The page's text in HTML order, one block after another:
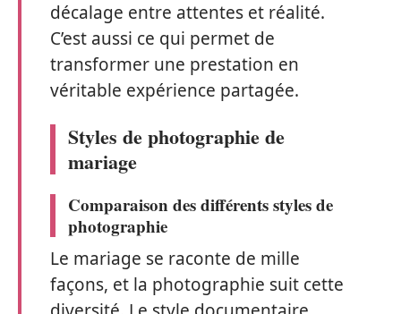
décalage entre attentes et réalité.
C’est aussi ce qui permet de
transformer une prestation en
véritable expérience partagée.
Styles de photographie de
mariage
Comparaison des différents styles de
photographie
Le mariage se raconte de mille
façons, et la photographie suit cette